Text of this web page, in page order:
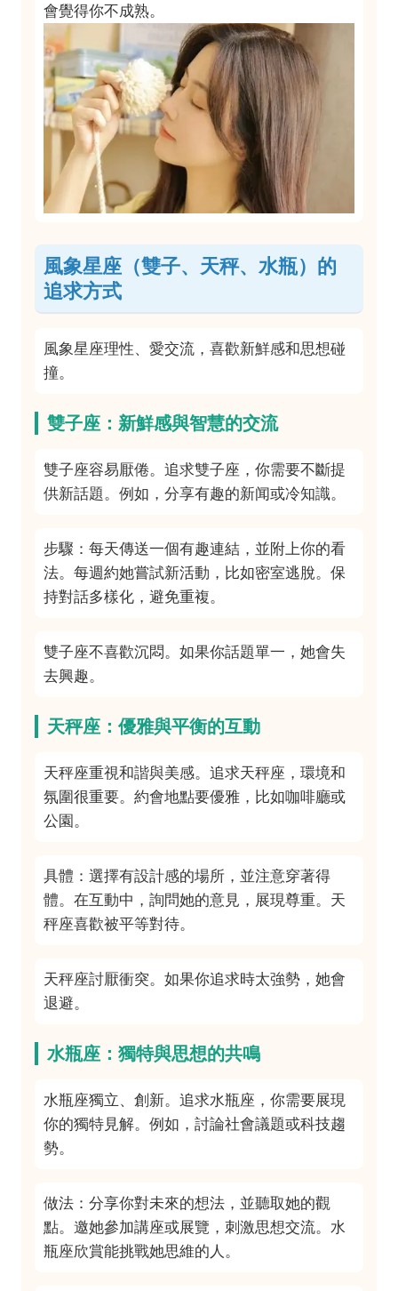
會覺得你不成熟。
風象星座（雙子、天秤、水瓶）的
追求方式
風象星座理性、愛交流，喜歡新鮮感和思想碰
撞。
雙子座：新鮮感與智慧的交流
雙子座容易厭倦。追求雙子座，你需要不斷提
供新話題。例如，分享有趣的新闻或冷知識。
步驟：每天傳送一個有趣連結，並附上你的看
法。每週約她嘗試新活動，比如密室逃脫。保
持對話多樣化，避免重複。
雙子座不喜歡沉悶。如果你話題單一，她會失
去興趣。
天秤座：優雅與平衡的互動
天秤座重視和諧與美感。追求天秤座，環境和
氛圍很重要。約會地點要優雅，比如咖啡廳或
公園。
具體：選擇有設計感的場所，並注意穿著得
體。在互動中，詢問她的意見，展現尊重。天
秤座喜歡被平等對待。
天秤座討厭衝突。如果你追求時太強勢，她會
退避。
水瓶座：獨特與思想的共鳴
水瓶座獨立、創新。追求水瓶座，你需要展現
你的獨特見解。例如，討論社會議題或科技趨
勢。
做法：分享你對未來的想法，並聽取她的觀
點。邀她參加講座或展覽，刺激思想交流。水
瓶座欣賞能挑戰她思維的人。